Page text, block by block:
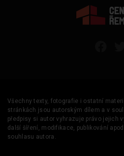
Všechny texty, fotografie i ostatní
stránkách jsou autorským dílem a v
předpisy si autor vyhrazuje právo jejich
další šíření, modifikace, publikování
souhlasu autora.